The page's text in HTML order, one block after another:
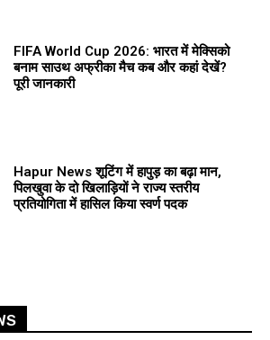
FIFA World Cup 2026: भारत में मेक्सिको
बनाम साउथ अफ्रीका मैच कब और कहां देखें?
पूरी जानकारी
Hapur News शूटिंग में हापुड़ का बढ़ा मान,
पिलखुवा के दो खिलाड़ियों ने राज्य स्तरीय
प्रतियोगिता में हासिल किया स्वर्ण पदक